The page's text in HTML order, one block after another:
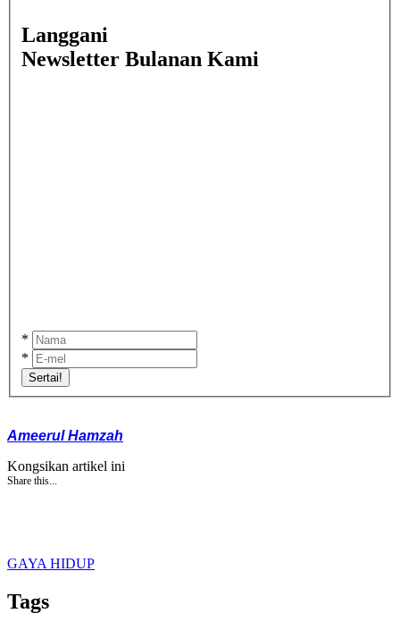
Langgani
Newsletter Bulanan Kami
*
*
Sertai!
Ameerul Hamzah
Kongsikan artikel ini
Share this...
GAYA HIDUP
Tags